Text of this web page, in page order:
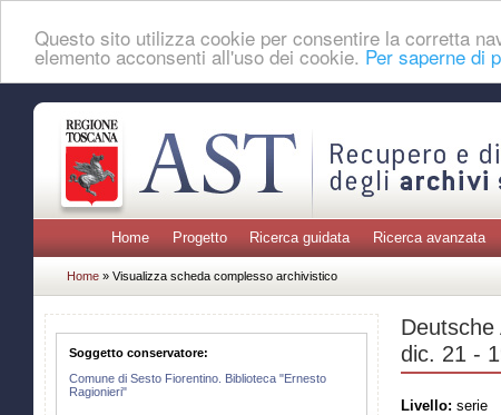
Questo sito utilizza cookie per consentire la corretta
elemento acconsenti all'uso dei cookie. Per saperne di
Home Progetto Ricerca guidata Ricerca avanzata
Home » Visualizza scheda complesso archivistico
Soggetto conservatore:
Comune di Sesto Fiorentino. Biblioteca "Ernesto
Ragionieri"
dic. 21 -
Livello: serie